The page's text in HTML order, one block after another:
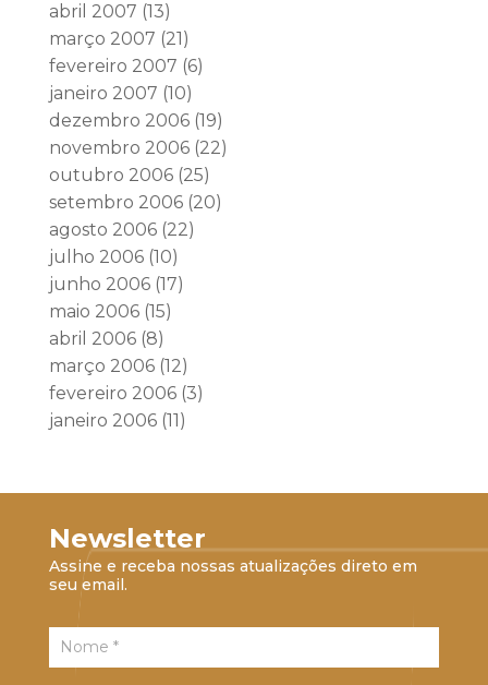
abril 2007 (13)
março 2007 (21)
fevereiro 2007 (6)
janeiro 2007 (10)
dezembro 2006(19)
novembro 2006(22)
outubro 2006(25)
setembro 2006(20)
agosto 2006(22)
julho 2006(10)
junho 2006(17)
maio 2006(15)
abril 2006(8)
março 2006(12)
fevereiro 2006(3)
janeiro 2006(11)
Newsletter
Assine e receba nossas atualizações direto em
seu email.